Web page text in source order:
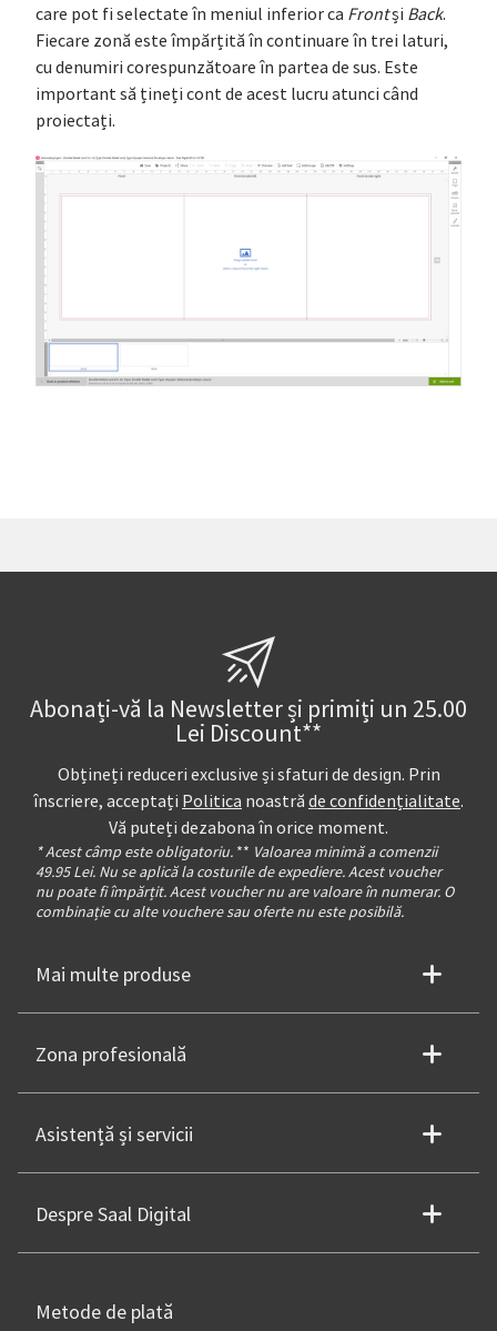
care pot fi selectate în meniul inferior ca Frontși Back.
Fiecare zonă este împărțită în continuare în trei laturi,
cu denumiri corespunzătoare în partea de sus. Este
important să țineți cont de acest lucru atunci când
proiectați.
Abonați-vă la Newsletter și primiți un 25.00
Lei Discount**
Obțineți reduceri exclusive și sfaturi de design. Prin
înscriere, acceptați Politica noastră de confidențialitate.
Vă puteți dezabona în orice moment.
* Acest câmp este obligatoriu. ** Valoarea minimă a comenzii
49.95 Lei. Nu se aplică la costurile de expediere. Acest voucher
nu poate fi împărțit. Acest voucher nu are valoare în numerar. O
combinație cu alte vouchere sau oferte nu este posibilă.
Mai multe produse
Zona profesională
Asistență și servicii
Despre Saal Digital
Metode de plată